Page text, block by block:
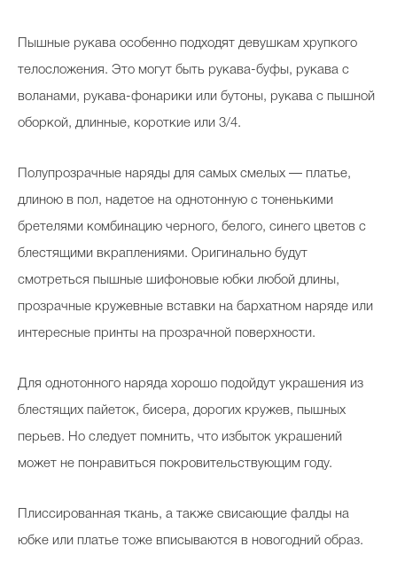
Пышные рукава особенно подходят девушкам хрупкого
телосложения. Это могут быть рукава-буфы, рукава с
воланами, рукава-фонарики или бутоны, рукава с пышной
оборкой, длинные, короткие или 3/4.
Полупрозрачные наряды для самых смелых — платье,
длиною в пол, надетое на однотонную с тоненькими
бретелями комбинацию черного, белого, синего цветов с
блестящими вкраплениями. Оригинально будут
смотреться пышные шифоновые юбки любой длины,
прозрачные кружевные вставки на бархатном наряде или
интересные принты на прозрачной поверхности.
Для однотонного наряда хорошо подойдут украшения из
блестящих пайеток, бисера, дорогих кружев, пышных
перьев. Но следует помнить, что избыток украшений
может не понравиться покровительствующим году.
Плиссированная ткань, а также свисающие фалды на
юбке или платье тоже вписываются в новогодний образ.